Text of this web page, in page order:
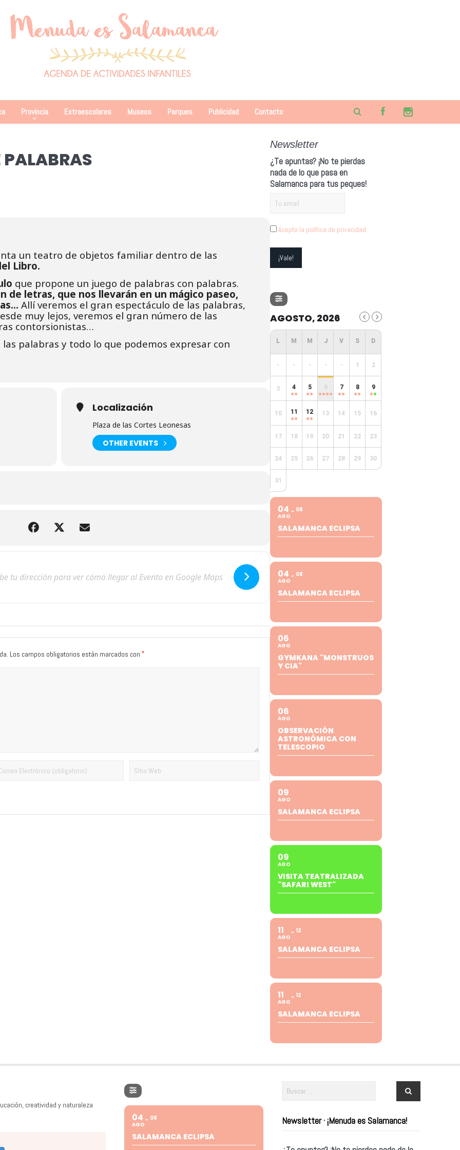
Provincia Extraescolares Museos Parques Publicidad Contacto
PALABRAS
un teatro de objetos familiar dentro de las
Libro.
que propone un juego de palabras con palabras.
de letras, que nos llevarán en un mágico paseo,
Allí veremos el gran espectáculo de las palabras,
muy lejos, veremos el gran número de las
contorsionistas…
palabras y todo lo que podemos expresar con
Localización
Plaza de las Cortes Leonesas
OTHER EVENTS
Los campos obligatorios están marcados con *
Newsletter
¿Te apuntas? ¡No te pierdas
nada de lo que pasa en
Salamanca para tus peques!
Acepto la política de privacidad
AGOSTO, 2026
- - - - - 1 2
3 4 5 6 7 8 9
10 11 12 13 14 15 16
17 18 19 20 21 22 23
24 25 26 27 28 29 30
31
04
AGO
08
SALAMANCA ECLIPSA
04
AGO
08
SALAMANCA ECLIPSA
06
AGO
GYMKANA "MONSTRUOS
Y CIA"
06
AGO
OBSERVACIÓN
ASTRONÓMICA CON
TELESCOPIO
09
AGO
SALAMANCA ECLIPSA
09
AGO
VISITA TEATRALIZADA
"SAFARI WEST"
11
AGO
12
SALAMANCA ECLIPSA
11
AGO
12
SALAMANCA ECLIPSA
creatividad y naturaleza
04
AGO
08
SALAMANCA ECLIPSA
Newsletter · ¡Menuda es Salamanca!